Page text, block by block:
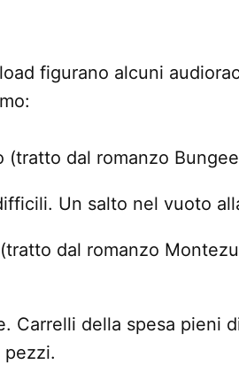
figurano alcuni
(tratto dal romanzo
Un salto nel vuoto
(tratto dal romanzo
Carrelli della spesa pieni
pezzi.